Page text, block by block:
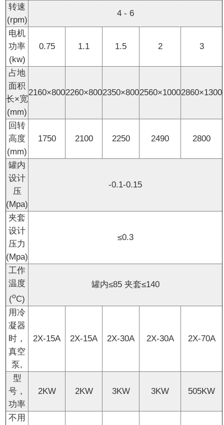
转速
(rpm)
4 - 6
电机
功率
(kw)
0.75 1.1 1.5 2 3
占地
面积
长×宽
(mm)
2160×8002260×8002350×8002560×10002860×1300
回转
高度
(mm)
1750 2100 2250 2490 2800
罐内
设计
压
(Mpa)
-0.1-0.15
夹套
设计
压力
(Mpa)
≤0.3
工作
温度
(oC)
罐内≤85 夹套≤140
用冷
凝器
时，
真空
泵,
2X-15A 2X-15A 2X-30A 2X-30A 2X-70A
型
号，
功率
2KW 2KW 3KW 3KW 505KW
不用